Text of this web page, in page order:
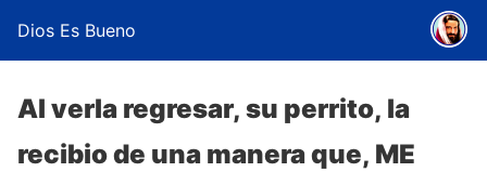
Dios Es Bueno
Al verla regresar, su perrito, la
recibio de una manera que, ME